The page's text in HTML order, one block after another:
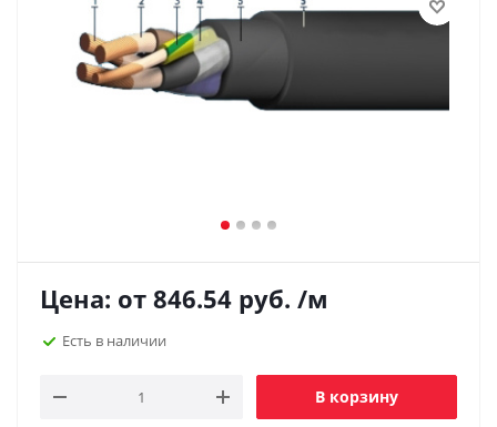
Цена: от 846.54 руб. /м
Есть в наличии
В корзину